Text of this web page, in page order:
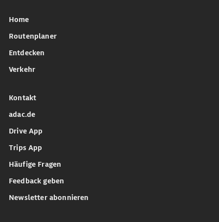
Home
Routenplaner
Entdecken
Verkehr
Kontakt
adac.de
Drive App
Trips App
Häufige Fragen
Feedback geben
Newsletter abonnieren